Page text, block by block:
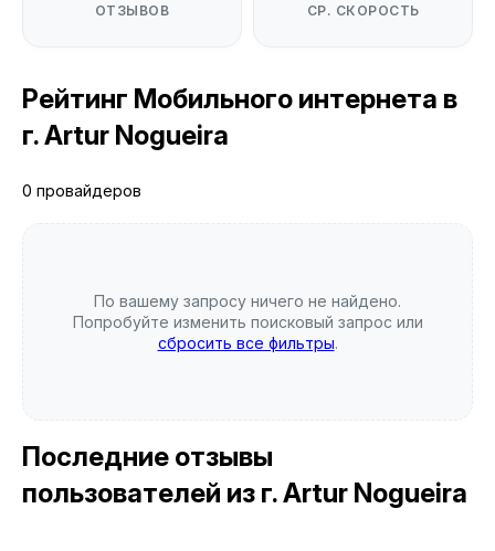
ОТЗЫВОВ СР. СКОРОСТЬ
Рейтинг Мобильного интернета в
г. Artur Nogueira
0 провайдеров
По вашему запросу ничего не найдено.
Попробуйте изменить поисковый запрос или
сбросить все фильтры.
Последние отзывы
пользователей из г. Artur Nogueira